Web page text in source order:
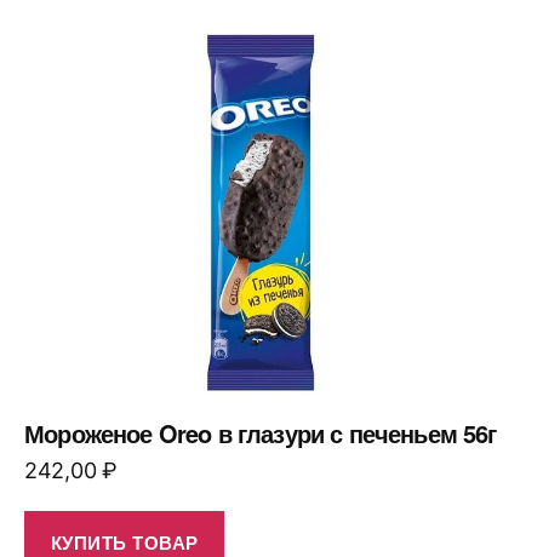
Мороженое Oreo в глазури с печеньем 56г
242,00₽
КУПИТЬ ТОВАР